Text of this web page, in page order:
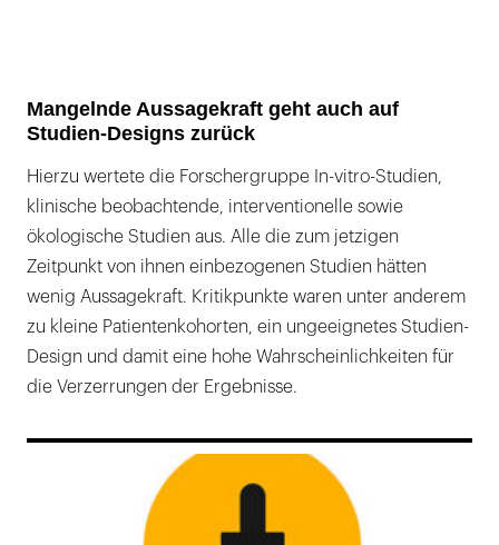
Mangelnde Aussagekraft geht auch auf
Studien-Designs zurück
Hierzu wertete die Forschergruppe In-vitro-Studien,
klinische beobachtende, interventionelle sowie
ökologische Studien aus. Alle die zum jetzigen
Zeitpunkt von ihnen einbezogenen Studien hätten
wenig Aussagekraft. Kritikpunkte waren unter anderem
zu kleine Patientenkohorten, ein ungeeignetes Studien-
Design und damit eine hohe Wahrscheinlichkeiten für
die Verzerrungen der Ergebnisse.